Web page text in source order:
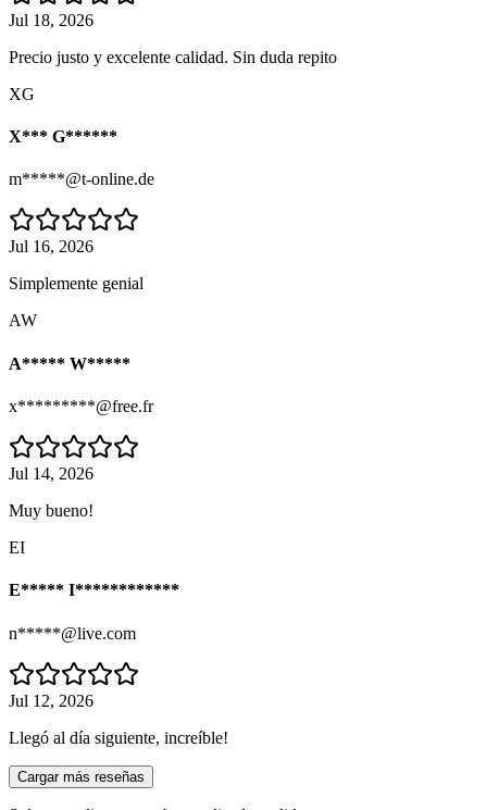
Jul 18, 2026
Precio justo y excelente calidad. Sin duda repito
XG
X*** G******
m*****@t-online.de
Jul 16, 2026
Simplemente genial
AW
A***** W*****
x*********@free.fr
Jul 14, 2026
Muy bueno!
EI
E***** I************
n*****@live.com
Jul 12, 2026
Llegó al día siguiente, increíble!
Cargar más reseñas